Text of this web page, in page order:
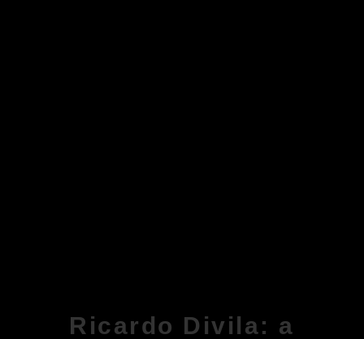
Ricardo Divila: a